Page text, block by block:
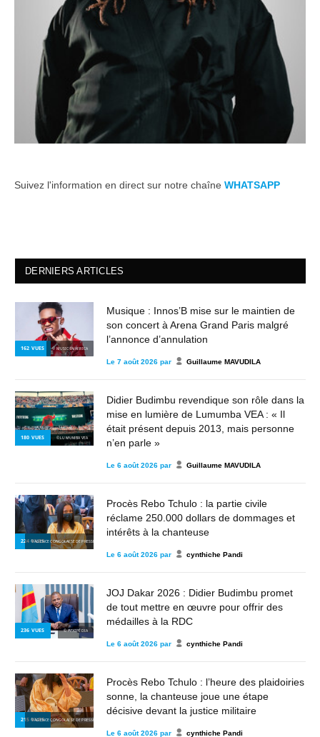
Suivez l'information en direct sur notre chaîne WHATSAPP
DERNIERS ARTICLES
162 VUES © MUSIC IN AFRICA
Musique : Innos’B mise sur le maintien de
son concert à Arena Grand Paris malgré
l’annonce d’annulation
Le 7 août 2026 par Guillaume MAVUDILA
180 VUES © LUMUMBA VEA
Didier Budimbu revendique son rôle dans la
mise en lumière de Lumumba VEA : « Il
était présent depuis 2013, mais personne
n’en parle »
Le 6 août 2026 par Guillaume MAVUDILA
224 VUES
© AGENCE CONGOLAISE DE PRESSE
Procès Rebo Tchulo : la partie civile
réclame 250.000 dollars de dommages et
intérêts à la chanteuse
Le 6 août 2026 par cynthiche Pandi
236 VUES © WIKIPÉDIA
JOJ Dakar 2026 : Didier Budimbu promet
de tout mettre en œuvre pour offrir des
médailles à la RDC
Le 6 août 2026 par cynthiche Pandi
215 VUES
© AGENCE CONGOLAISE DE PRESSE
Procès Rebo Tchulo : l’heure des plaidoiries
sonne, la chanteuse joue une étape
décisive devant la justice militaire
Le 6 août 2026 par cynthiche Pandi